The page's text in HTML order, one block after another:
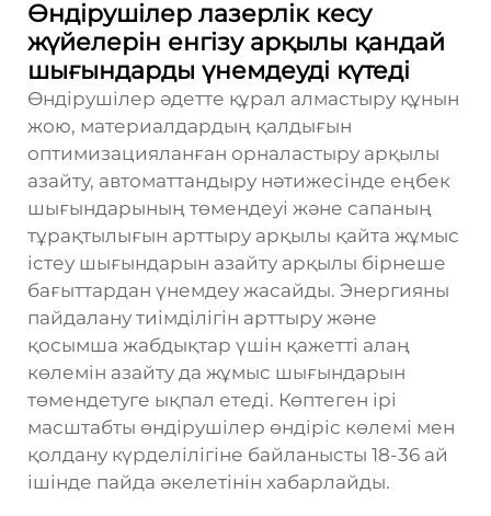
Өндірушілер лазерлік кесу
жүйелерін енгізу арқылы қандай
шығындарды үнемдеуді күтеді
Өндірушілер әдетте құрал алмастыру құнын
жою, материалдардың қалдығын
оптимизацияланған орналастыру арқылы
азайту, автоматтандыру нәтижесінде еңбек
шығындарының төмендеуі және сапаның
тұрақтылығын арттыру арқылы қайта жұмыс
істеу шығындарын азайту арқылы бірнеше
бағыттардан үнемдеу жасайды. Энергияны
пайдалану тиімділігін арттыру және
қосымша жабдықтар үшін қажетті алаң
көлемін азайту да жұмыс шығындарын
төмендетуге ықпал етеді. Көптеген ірі
масштабты өндірушілер өндіріс көлемі мен
қолдану күрделілігіне байланысты 18-36 ай
ішінде пайда әкелетінін хабарлайды.